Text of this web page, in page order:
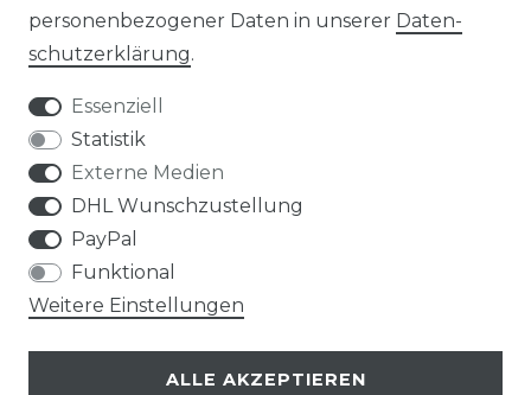
personenbezogener Daten in unserer Daten­
schutz­erklärung.
Essenziell
Statistik
Externe Medien
DHL Wunschzustellung
PayPal
Funktional
Weitere Einstellungen
ALLE AKZEPTIEREN